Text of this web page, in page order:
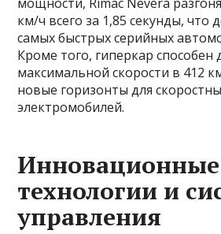
км/ч всего за 1,85 секунды, что
самых быстрых серийных
Кроме того, гиперкар способен
максимальной скорости в 412
новые горизонты для
электромобилей.
Инновационные
технологии и
управления